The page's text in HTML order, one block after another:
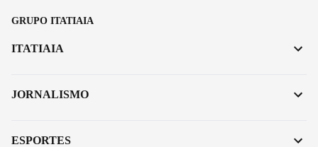
GRUPO ITATIAIA
ITATIAIA
JORNALISMO
ESPORTES